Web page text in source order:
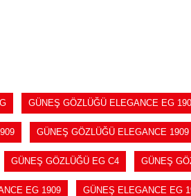
GÜNEŞ GÖZLÜĞÜ ELEGANCE EG
GÜNEŞ GÖZLÜĞÜ ELEGANCE 1909
GÜNEŞ GÖZLÜĞÜ EG C4 GÜNEŞ
EG 1909 GÜNEŞ ELEGANCE EG